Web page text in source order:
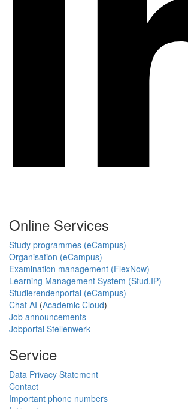
Online Services
Study programmes (eCampus)
Organisation (eCampus)
Examination management (FlexNow)
Learning Management System (Stud.IP)
Studierendenportal (eCampus)
Chat AI (Academic Cloud)
Job announcements
Jobportal Stellenwerk
Service
Data Privacy Statement
Contact
Important phone numbers